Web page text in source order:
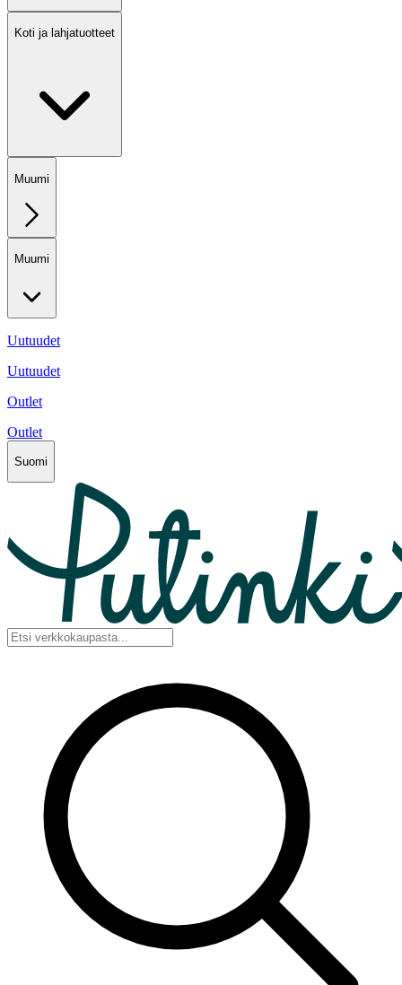
Koti ja lahjatuotteet
Muumi
Muumi
Uutuudet
Uutuudet
Outlet
Outlet
Suomi